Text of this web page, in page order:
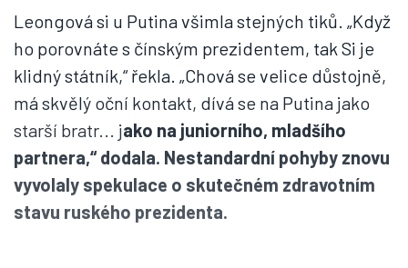
Leongová si u Putina všimla stejných tiků. „Když
ho porovnáte s čínským prezidentem, tak Si je
klidný státník,“ řekla. „Chová se velice důstojně,
má skvělý oční kontakt, dívá se na Putina jako
starší bratr... jako na juniorního, mladšího
partnera,“ dodala. Nestandardní pohyby znovu
vyvolaly spekulace o skutečném zdravotním
stavu ruského prezidenta.